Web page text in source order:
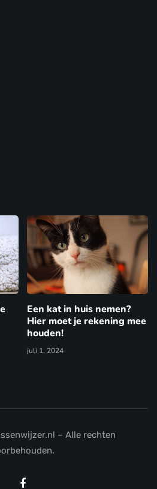
Een kat in huis nemen?
Hier moet je rekening mee
houden!
juli 1, 2024
– Alle rechten